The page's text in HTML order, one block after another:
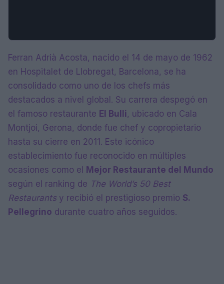
Ferran Adrià Acosta, nacido el 14 de mayo de 1962
en Hospitalet de Llobregat, Barcelona, se ha
consolidado como uno de los chefs más
destacados a nivel global. Su carrera despegó en
el famoso restaurante El Bulli, ubicado en Cala
Montjoi, Gerona, donde fue chef y copropietario
hasta su cierre en 2011. Este icónico
establecimiento fue reconocido en múltiples
ocasiones como el Mejor Restaurante del Mundo
según el ranking de The World’s 50 Best
Restaurantsy recibió el prestigioso premio S.
Pellegrino durante cuatro años seguidos.